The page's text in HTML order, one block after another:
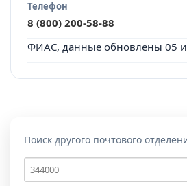
Телефон
8 (800) 200-58-88
ФИАС, данные обновлены 05
Поиск другого почтового
Почтовый
индекс